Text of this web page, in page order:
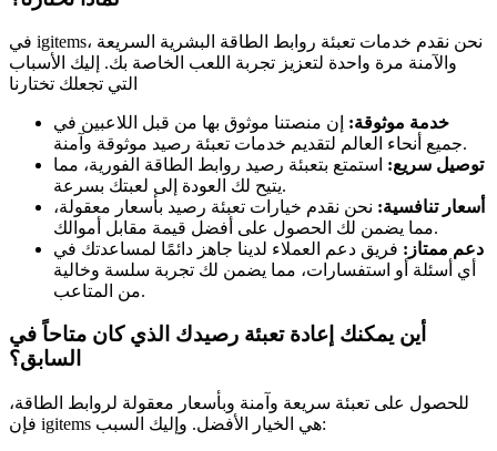
في igitems، نحن نقدم خدمات تعبئة روابط الطاقة البشرية السريعة
والآمنة مرة واحدة لتعزيز تجربة اللعب الخاصة بك. إليك الأسباب
التي تجعلك تختارنا
خدمة موثوقة: إن منصتنا موثوق بها من قبل اللاعبين في
جميع أنحاء العالم لتقديم خدمات تعبئة رصيد موثوقة وآمنة.
توصيل سريع: استمتع بتعبئة رصيد روابط الطاقة الفورية، مما
يتيح لك العودة إلى لعبتك بسرعة.
أسعار تنافسية: نحن نقدم خيارات تعبئة رصيد بأسعار معقولة،
مما يضمن لك الحصول على أفضل قيمة مقابل أموالك.
دعم ممتاز: فريق دعم العملاء لدينا جاهز دائمًا لمساعدتك في
أي أسئلة أو استفسارات، مما يضمن لك تجربة سلسة وخالية
من المتاعب.
أين يمكنك إعادة تعبئة رصيدك الذي كان متاحاً في
السابق؟
للحصول على تعبئة سريعة وآمنة وبأسعار معقولة لروابط الطاقة،
فإن igitems هي الخيار الأفضل. وإليك السبب: